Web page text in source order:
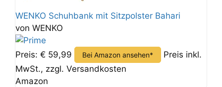
WENKO Schuhbank mit Sitzpolster Bahari
von WENKO
Preis: € 59,99 Bei Amazon ansehen*
Preis inkl.
MwSt., zzgl. Versandkosten
Amazon